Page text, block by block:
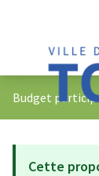
Budget
Cette